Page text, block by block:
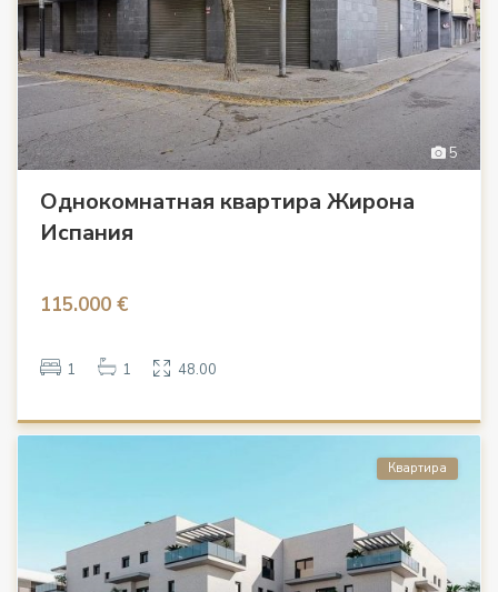
5
Однокомнатная квартира Жирона
Испания
115.000 €
1 1 48.00
Квартира